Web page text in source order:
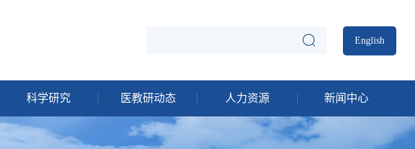
English
科学研究 医教研动态 人力资源 新闻中心